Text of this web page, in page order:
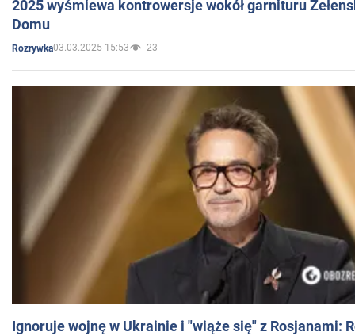
2025 wyśmiewa kontrowersje wokół garnituru
Domu
Rozrywka03.03.2025 15:53 23
Ignoruje wojnę w Ukrainie i "wiąże się" z Rosjanami: